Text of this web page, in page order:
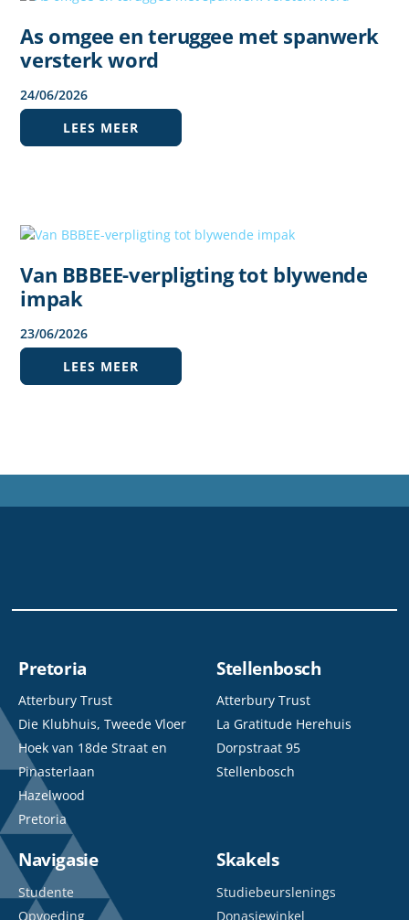
As omgee en teruggee met spanwerk
versterk word
24/06/2026
LEES MEER
Van BBBEE-verpligting tot blywende
impak
23/06/2026
LEES MEER
Pretoria
Atterbury Trust
Die Klubhuis, Tweede Vloer
Hoek van 18de Straat en
Pinasterlaan
Hazelwood
Pretoria
Stellenbosch
Atterbury Trust
La Gratitude Herehuis
Dorpstraat 95
Stellenbosch
Navigasie
Studente
Opvoeding
Skakels
Studiebeurslenings
Donasiewinkel